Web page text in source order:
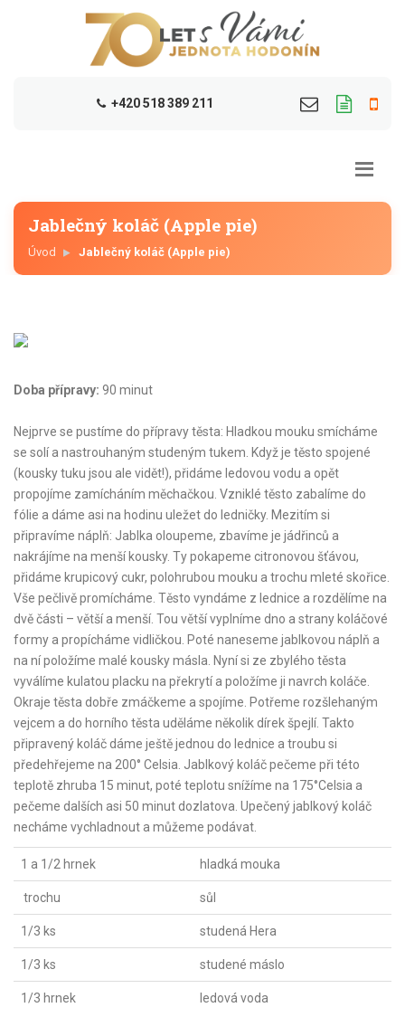
+420 518 389 211
Jablečný koláč (Apple pie)
Úvod Jablečný koláč (Apple pie)
Doba přípravy: 90 minut
Nejprve se pustíme do přípravy těsta: Hladkou mouku smícháme
se solí a nastrouhaným studeným tukem. Když je těsto spojené
(kousky tuku jsou ale vidět!), přidáme ledovou vodu a opět
propojíme zamícháním měchačkou. Vzniklé těsto zabalíme do
fólie a dáme asi na hodinu uležet do ledničky. Mezitím si
připravíme náplň: Jablka oloupeme, zbavíme je jádřinců a
nakrájíme na menší kousky. Ty pokapeme citronovou šťávou,
přidáme krupicový cukr, polohrubou mouku a trochu mleté skořice.
Vše pečlivě promícháme. Těsto vyndáme z lednice a rozdělíme na
dvě části – větší a menší. Tou větší vyplníme dno a strany koláčové
formy a propícháme vidličkou. Poté naneseme jablkovou náplň a
na ní položíme malé kousky másla. Nyní si ze zbylého těsta
vyválíme kulatou placku na překrytí a položíme ji navrch koláče.
Okraje těsta dobře zmáčkeme a spojíme. Potřeme rozšlehaným
vejcem a do horního těsta uděláme několik dírek špejlí. Takto
připravený koláč dáme ještě jednou do lednice a troubu si
předehřejeme na 200° Celsia. Jablkový koláč pečeme při této
teplotě zhruba 15 minut, poté teplotu snížíme na 175°Celsia a
pečeme dalších asi 50 minut dozlatova. Upečený jablkový koláč
necháme vychladnout a můžeme podávat.
1 a 1/2 hrnek hladká mouka
trochu sůl
1/3 ks studená Hera
1/3 ks studené máslo
1/3 hrnek ledová voda